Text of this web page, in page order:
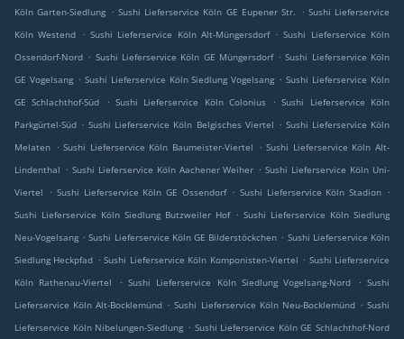
Köln Garten-Siedlung . Sushi Lieferservice Köln GE Eupener Str. . Sushi Lieferservice
Köln Westend
. Sushi Lieferservice Köln Alt-Müngersdorf . Sushi Lieferservice Köln
Ossendorf-Nord . Sushi Lieferservice Köln GE Müngersdorf . Sushi Lieferservice Köln
GE Vogelsang . Sushi Lieferservice Köln Siedlung Vogelsang . Sushi Lieferservice Köln
GE Schlachthof-Süd
. Sushi Lieferservice Köln Colonius . Sushi Lieferservice Köln
Parkgürtel-Süd . Sushi Lieferservice Köln Belgisches Viertel . Sushi Lieferservice Köln
Melaten . Sushi Lieferservice Köln Baumeister-Viertel . Sushi Lieferservice Köln Alt-
Lindenthal . Sushi Lieferservice Köln Aachener Weiher . Sushi Lieferservice Köln Uni-
Viertel
. Sushi Lieferservice Köln GE Ossendorf . Sushi Lieferservice Köln Stadion .
Sushi Lieferservice Köln Siedlung Butzweiler Hof . Sushi Lieferservice Köln Siedlung
Neu-Vogelsang . Sushi Lieferservice Köln GE Bilderstöckchen . Sushi Lieferservice Köln
Siedlung Heckpfad . Sushi Lieferservice Köln Komponisten-Viertel . Sushi Lieferservice
Köln Rathenau-Viertel
. Sushi Lieferservice Köln Siedlung Vogelsang-Nord . Sushi
Lieferservice Köln Alt-Bocklemünd . Sushi Lieferservice Köln Neu-Bocklemünd . Sushi
Lieferservice Köln Nibelungen-Siedlung . Sushi Lieferservice Köln GE Schlachthof-Nord